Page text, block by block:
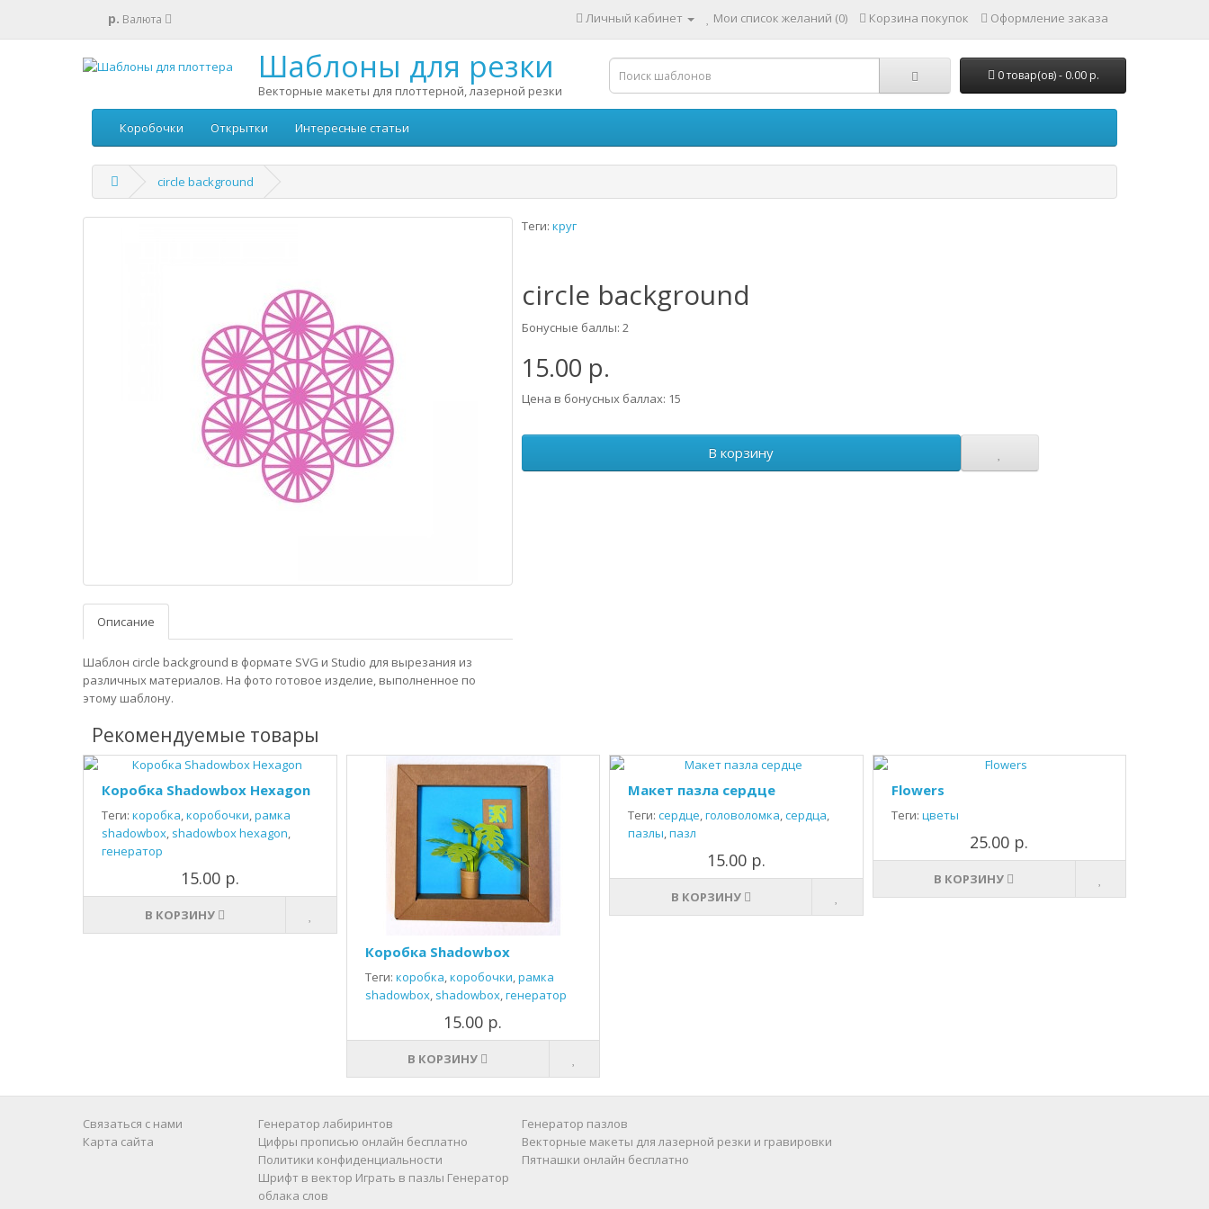
р. Валюта Личный кабинет Мои список желаний (0) Корзина покупок Оформление заказа
Шаблоны для резки
Векторные макеты для плоттерной, лазерной резки
0 товар(ов) - 0.00 р.
Коробочки Открытки Интересные статьи
circle background
Описание
Шаблон circle background в формате SVG и Studio для вырезания из
различных материалов. На фото готовое изделие, выполненное по
этому шаблону.
Теги: круг
circle background
Бонусные баллы: 2
15.00 р.
Цена в бонусных баллах: 15
В корзину
Рекомендуемые товары
Коробка Shadowbox Hexagon
Теги: коробка,коробочки,рамка
shadowbox, shadowbox hexagon,
генератор
15.00 р.
В КОРЗИНУ
Коробка Shadowbox
Теги: коробка,коробочки,рамка
shadowbox, shadowbox,генератор
15.00 р.
В КОРЗИНУ
Макет пазла сердце
Теги: сердце,головоломка,сердца,
пазлы,пазл
15.00 р.
В КОРЗИНУ
Flowers
Теги: цветы
25.00 р.
В КОРЗИНУ
Связаться с нами
Карта сайта
Генератор лабиринтов
Цифры прописью онлайн бесплатно
Политики конфиденциальности
Шрифт в вектор Играть в пазлы Генератор
облака слов
Генератор пазлов
Векторные макеты для лазерной резки и гравировки
Пятнашки онлайн бесплатно